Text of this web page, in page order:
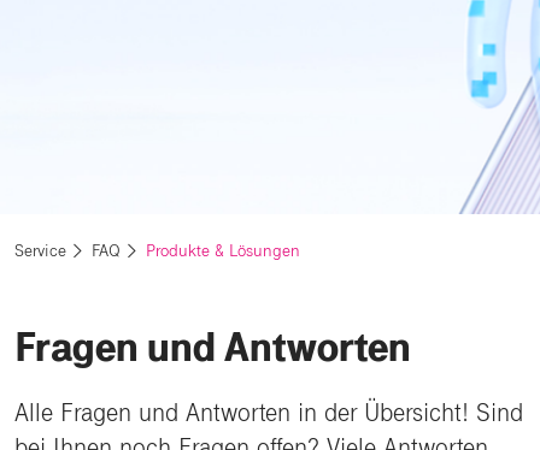
Service FAQ Produkte & Lösungen
Fragen und Antworten
Alle Fragen und Antworten in der Übersicht! Sind